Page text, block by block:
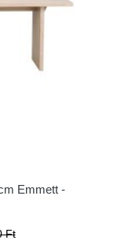
Emmett -
Ft